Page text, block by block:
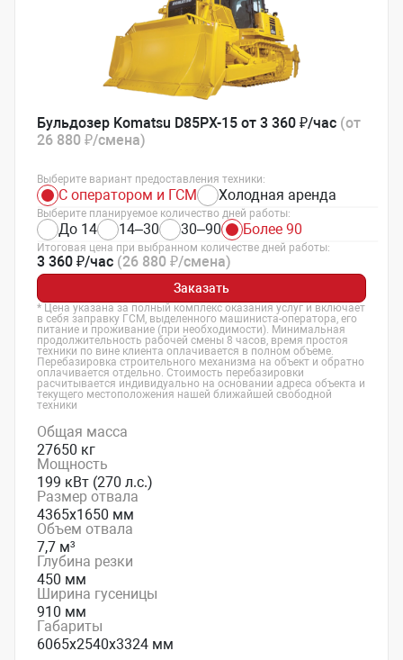
Бульдозер Komatsu D85PX-15 от 3 360 ₽/час (от
26 880 ₽/смена)
Выберите вариант предоставления техники:
С оператором и ГСМ Холодная аренда
Выберите планируемое количество дней работы:
До 14 14–30 30–90 Более 90
Итоговая цена при выбранном количестве дней работы:
3 360 ₽/час (26 880 ₽/смена)
Заказать
* Цена указана за полный комплекс оказания услуг и включает
в себя заправку ГСМ, выделенного машиниста-оператора, его
питание и проживание (при необходимости). Минимальная
продолжительность рабочей смены 8 часов, время простоя
техники по вине клиента оплачивается в полном объеме.
Перебазировка строительного механизма на объект и обратно
оплачивается отдельно. Стоимость перебазировки
расчитывается индивидуально на основании адреса объекта и
текущего местоположения нашей ближайшей свободной
техники
Общая масса
27650 кг
Мощность
199 кВт (270 л.с.)
Размер отвала
4365х1650 мм
Объем отвала
7,7 м³
Глубина резки
450 мм
Ширина гусеницы
910 мм
Габариты
6065х2540х3324 мм